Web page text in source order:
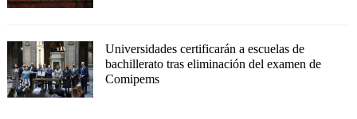
Universidades certificarán a escuelas de
bachillerato tras eliminación del examen de
Comipems